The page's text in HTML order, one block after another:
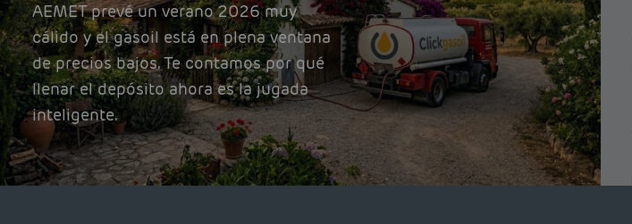
AEMET prevé un verano 2026 muy
cálido y el gasoil está en plena ventana
de precios bajos. Te contamos por qué
llenar el depósito ahora es la jugada
inteligente.